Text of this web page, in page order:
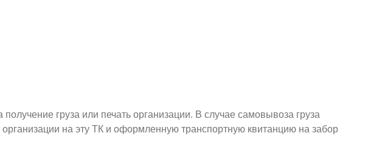
груза или печать организации. В случае самовывоза груза
на эту ТК и оформленную транспортную квитанцию на забор